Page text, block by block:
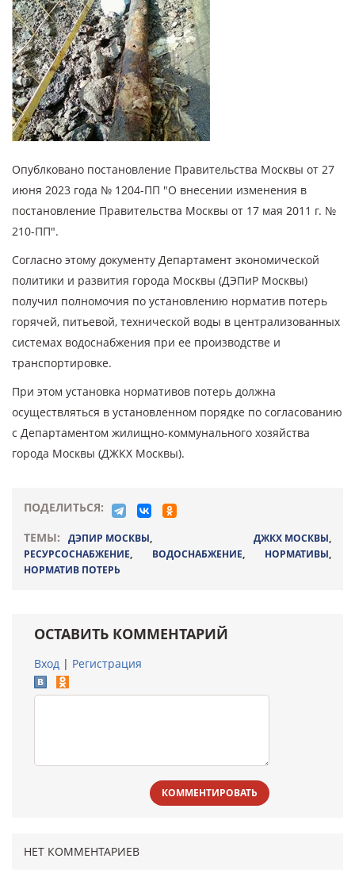
Опублковано постановление Правительства Москвы от 27
июня 2023 года № 1204-ПП "О внесении изменения в
постановление Правительства Москвы от 17 мая 2011 г. №
210-ПП".
Согласно этому документу Департамент экономической
политики и развития города Москвы (ДЭПиР Москвы)
получил полномочия по установлению норматив потерь
горячей, питьевой, технической воды в централизованных
системах водоснабжения при ее производстве и
транспортировке.
При этом установка нормативов потерь должна
осуществляться в установленном порядке по согласованию
с Департаментом жилищно-коммунального хозяйства
города Москвы (ДЖКХ Москвы).
ПОДЕЛИТЬСЯ:
ТЕМЫ:
ДЭПИР МОСКВЫ, ДЖКХ МОСКВЫ,
РЕСУРСОСНАБЖЕНИЕ, ВОДОСНАБЖЕНИЕ, НОРМАТИВЫ,
НОРМАТИВ ПОТЕРЬ
ОСТАВИТЬ КОММЕНТАРИЙ
Вход | Регистрация
КОММЕНТИРОВАТЬ
НЕТ КОММЕНТАРИЕВ